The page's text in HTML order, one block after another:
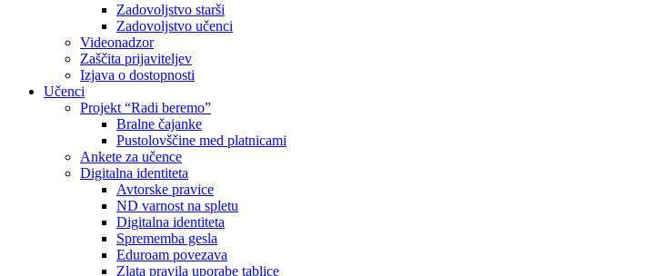
Zadovoljstvo starši
Zadovoljstvo učenci
Videonadzor
Zaščita prijaviteljev
Izjava o dostopnosti
Učenci
Projekt “Radi beremo”
Bralne čajanke
Pustolovščine med platnicami
Ankete za učence
Digitalna identiteta
Avtorske pravice
ND varnost na spletu
Digitalna identiteta
Sprememba gesla
Eduroam povezava
Zlata pravila uporabe tablice